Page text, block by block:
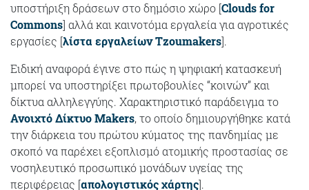
υποστήριξη δράσεων στο δημόσιο χώρο [Clouds for
Commons] αλλά και καινοτόμα εργαλεία για αγροτικές
εργασίες [λίστα εργαλείων Tzoumakers].
Ειδική αναφορά έγινε στο πώς η ψηφιακή κατασκευή
μπορεί να υποστηρίξει πρωτοβουλίες “κοινών” και
δίκτυα αλληλεγγύης. Χαρακτηριστικό παράδειγμα το
Ανοιχτό Δίκτυο Makers, το οποίο δημιουργήθηκε κατά
την διάρκεια του πρώτου κύματος της πανδημίας με
σκοπό να παρέχει εξοπλισμό ατομικής προστασίας σε
νοσηλευτικό προσωπικό μονάδων υγείας της
περιφέρειας [απολογιστικός χάρτης].